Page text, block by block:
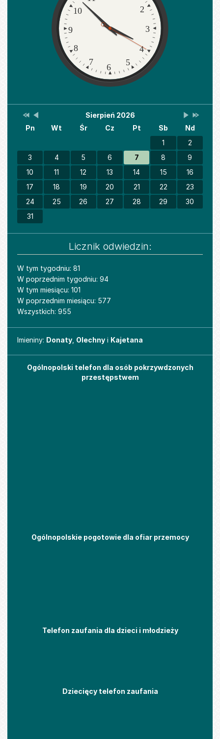
2
3
4
5
6
7
8
9
10
Kalendarz
Lista
wydarzeń
w
Sierpień 2026Brak
w
miesiącu.
Przestaw
na
Przestaw
na
Przestaw
na
Wrzesień
2026
na
Sierpień
2027
Pn Wt Śr Cz Pt Sb
Nd
1
2
3
4 5 6 7 8
9
10
11 12 13 14 15
16
17
18 19 20 21 22
23
24
25 26 27 28 29
30
31
Licznik odwiedzin:
W tym tygodniu: 81
W poprzednim tygodniu: 94
W tym miesiącu: 101
W poprzednim miesiącu: 577
Wszystkich: 955
Imieniny
Imieniny: Donaty Olechny i Kajetana
Ogólnopolski telefon dla osób pokrzywdzonych
przestępstwem
Ogólnopolskie pogotowie dla ofiar przemocy
Telefon zaufania dla dzieci i młodzieży
Dziecięcy telefon zaufania